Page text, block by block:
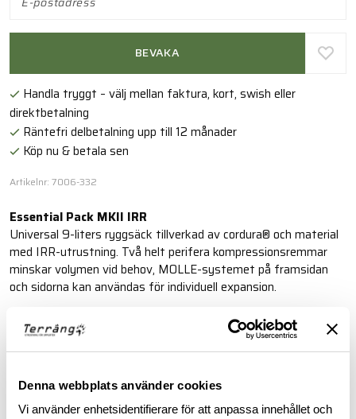
Denna webbplats använder cookies
Vi använder enhetsidentifierare för att anpassa innehållet och
BEVAKA
Handla tryggt – välj mellan faktura, kort, swish eller
direktbetalning
Räntefri delbetalning upp till 12 månader
Köp nu & betala sen
Artikelnr: 7006-332
Essential Pack MKII IRR
Universal 9-liters ryggsäck tillverkad av cordura® och material
med IRR-utrustning. Två helt perifera kompressionsremmar
minskar volymen vid behov, MOLLE-systemet på framsidan
och sidorna kan användas för individuell expansion.
Läs mer
BESKRIVNING